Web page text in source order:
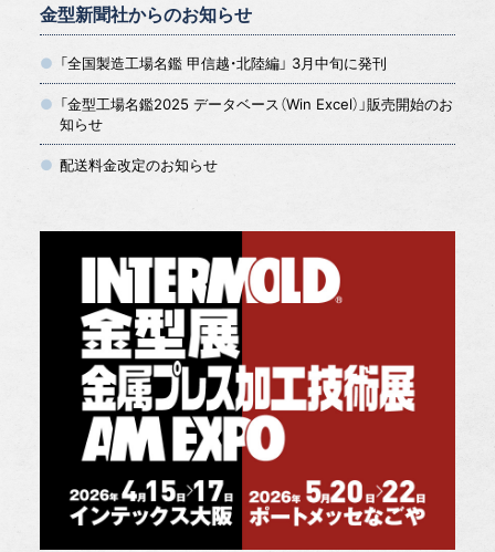
金型新聞社からのお知らせ
「全国製造工場名鑑 甲信越・北陸編」 3月中旬に発刊
「金型工場名鑑2025 データベース（Win Excel）」販売開始のお
知らせ
配送料金改定のお知らせ